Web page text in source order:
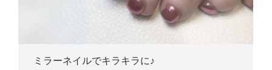
ミラーネイルでキラキラに♪